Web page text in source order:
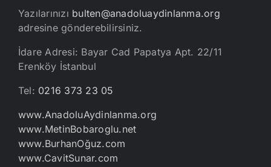
Yazılarınızı bulten@anadoluaydinlanma.org
adresine gönderebilirsiniz.
İdare Adresi: Bayar Cad Papatya Apt. 22/11
Erenköy İstanbul
Tel: 0216 373 23 05
www.AnadoluAydinlanma.org
www.MetinBobaroglu.net
www.BurhanOğuz.com
www.CavitSunar.com